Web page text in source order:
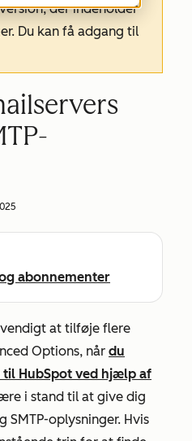
der indeholder
Du kan få adgang til
abonnementer
at tilføje flere
Options, når du
HubSpot ved hjælp af
i stand til at give dig
SMTP-oplysninger. Hvis